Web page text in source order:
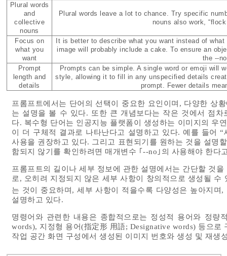
Plural words
and
collective
nouns
Plural words leave a lot to chance. Try specific
nouns also work,
Focus on
what you
want
It is better to describe what you want instead of
image will probably include a cake. To ensure an
the --
Prompt
length and
details
Prompts can be simple. A single word or emoji will
style, allowing it to fill in any unspecified details
prompt. Fewer details
프롬프트에서는 단어의 선택이 중요한 요인이며, 다양한 상
는 설명을 볼 수 있다. 또한 큰 개념보다는 작은 것에서 점
다. 복수형 단어는 인공지능 플랫폼이 생성하는 이미지의 우
이 더 구체적 결과로 나타난다고 설명하고 있다. 예를 들어
사용을 권장하고 있다. 그리고 표현되기를 원하는 것을 설명
함되지 않기를 확인하려면 매개변수 ｢--no｣의 사용해야 한다
프롬프트의 길이나 세부 정보에 관한 설명에서는 간단할 것
로, 오히려 지정되지 않은 세부 사항이 창의적으로 생성될
는 것이 중요하며, 세부 사항이 적을수록 다양성은 높아지
설명하고 있다.
명령어와 관련한 내용은 종합적으로는 정성적 용어와 정
words), 지정형 용어(指定形 用語; Designative words) 등으
작업 공간 화면 구성에서 생성된 이미지 번호와 생성 및 재생